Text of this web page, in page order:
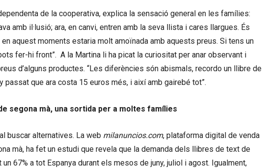
de la cooperativa, explica la sensació general en les famílies:
amb il·lusió; ara, en canvi, entren amb la seva llista i cares llargues. És
aquest moments estaria molt amoïnada amb aquests preus. Si tens un
fer-hi front”. A la Martina li ha picat la curiositat per anar observant i
d’alguns productes. “Les diferències són abismals, recordo un llibre de
passat que ara costa 15 euros més, i així amb gairebé tot”.
segona mà, una sortida per a moltes famílies
buscar alternatives. La web milanuncios.com, plataforma digital de venda
mà, ha fet un estudi que revela que la demanda dels llibres de text de
un 67% a tot Espanya durant els mesos de juny, juliol i agost. Igualment,